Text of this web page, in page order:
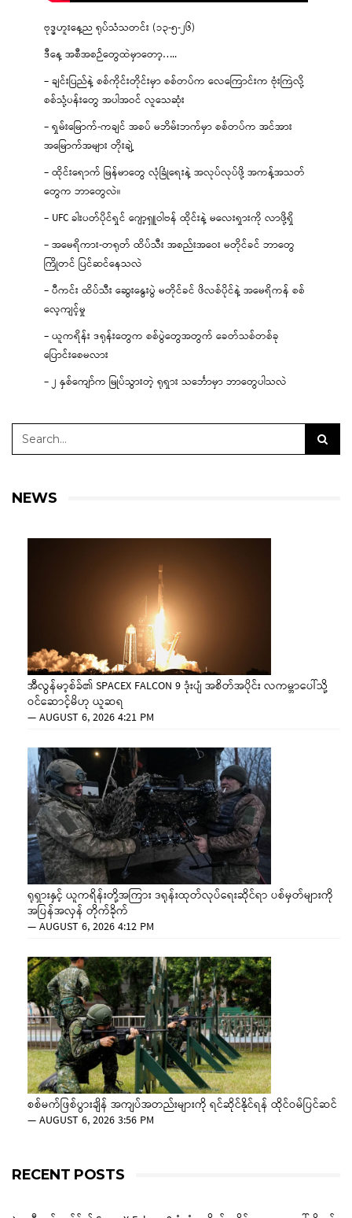
ဗုဒ္ဓဟူးနေ့ည ရုပ်သံသတင်း (၁၃-၅-၂၆)
ဒီနေ့ အစီအစဉ်တွေထဲမှာတော့…..
– ချင်းပြည်နဲ့ စစ်ကိုင်းတိုင်းမှာ စစ်တပ်က လေကြောင်းက ဗုံးကြဲလို့
စစ်သုံ့ပန်းတွေ အပါအဝင် လူသေဆုံး
– ရှမ်းမြောက်-ကချင် အစပ် မဘိမ်းဘက်မှာ စစ်တပ်က အင်အား
အမြောက်အများ တိုးချဲ့
– ထိုင်းရောက် မြန်မာတွေ လုံခြုံရေးနဲ့ အလုပ်လုပ်ဖို့ အကန့်အသတ်
တွေက ဘာတွေလဲ။
– UFC ခါးပတ်ပိုင်ရှင် ဂျော့ရှူဝါဗန် ထိုင်းနဲ့ မလေးရှားကို လာဖို့ရှိ
– အမေရိကား-တရုတ် ထိပ်သီး အစည်းအဝေး မတိုင်ခင် ဘာတွေ
ကြိုတင် ပြင်ဆင်နေသလဲ
– ပီကင်း ထိပ်သီး ဆွေးနွေးပွဲ မတိုင်ခင် ဖိလစ်ပိုင်နဲ့ အမေရိကန် စစ်
လေ့ကျင့်မှု
– ယူကရိန်း ဒရုန်းတွေက စစ်ပွဲတွေအတွက် ခေတ်သစ်တစ်ခု
ပြောင်းစေမလား
– ၂ နှစ်ကျော်က မြုပ်သွားတဲ့ ရုရှား သင်္ဘောမှာ ဘာတွေပါသလဲ
NEWS
အီလွန်မာ့စ်ခ်၏ SPACEX FALCON 9 ဒုံးပျံ အစိတ်အပိုင်း လကမ္ဘာပေါ်သို့
ဝင်ဆောင့်မိဟု ယူဆရ
—AUGUST 6, 2026 4:21 PM
ရုရှားနှင့် ယူကရိန်းတို့အကြား ဒရုန်းထုတ်လုပ်ရေးဆိုင်ရာ ပစ်မှတ်များကို
အပြန်အလှန် တိုက်ခိုက်
—AUGUST 6, 2026 4:12 PM
စစ်မက်ဖြစ်ပွားချိန် အကျပ်အတည်းများကို ရင်ဆိုင်နိုင်ရန် ထိုင်ဝမ်ပြင်ဆင်
—AUGUST 6, 2026 3:56 PM
RECENT POSTS